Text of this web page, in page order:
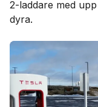
2-laddare med
dyra.